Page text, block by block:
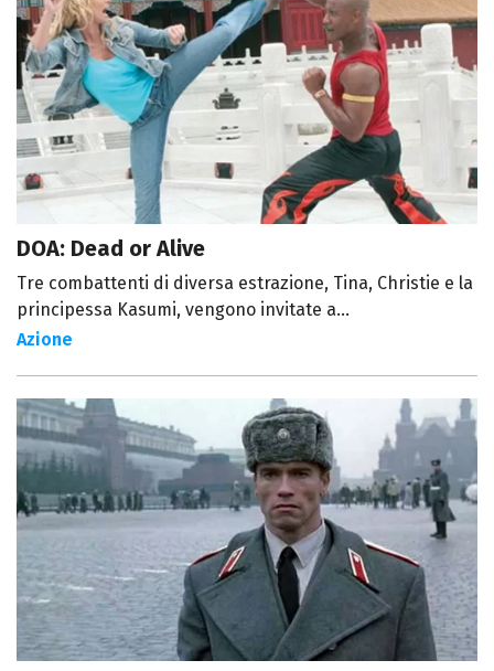
DOA: Dead or Alive
Tre combattenti di diversa estrazione, Tina, Christie e la
principessa Kasumi, vengono invitate a...
Azione